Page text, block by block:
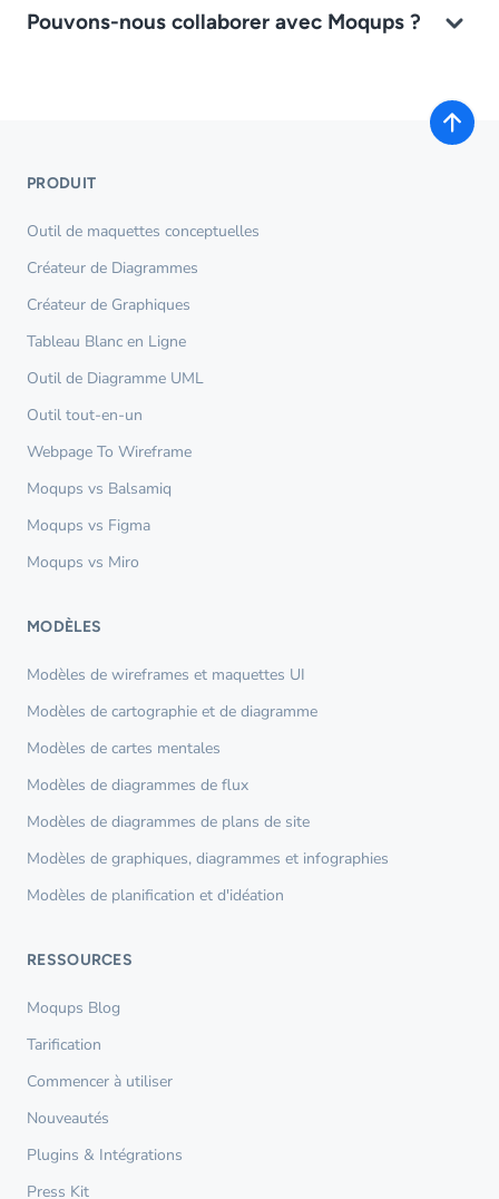
Pouvons-nous collaborer avec Moqups ?
PRODUIT
Outil de maquettes conceptuelles
Créateur de Diagrammes
Créateur de Graphiques
Tableau Blanc en Ligne
Outil de Diagramme UML
Outil tout-en-un
Webpage To Wireframe
Moqups vs Balsamiq
Moqups vs Figma
Moqups vs Miro
MODÈLES
Modèles de wireframes et maquettes UI
Modèles de cartographie et de diagramme
Modèles de cartes mentales
Modèles de diagrammes de flux
Modèles de diagrammes de plans de site
Modèles de graphiques, diagrammes et infographies
Modèles de planification et d'idéation
RESSOURCES
Moqups Blog
Tarification
Commencer à utiliser
Nouveautés
Plugins & Intégrations
Press Kit